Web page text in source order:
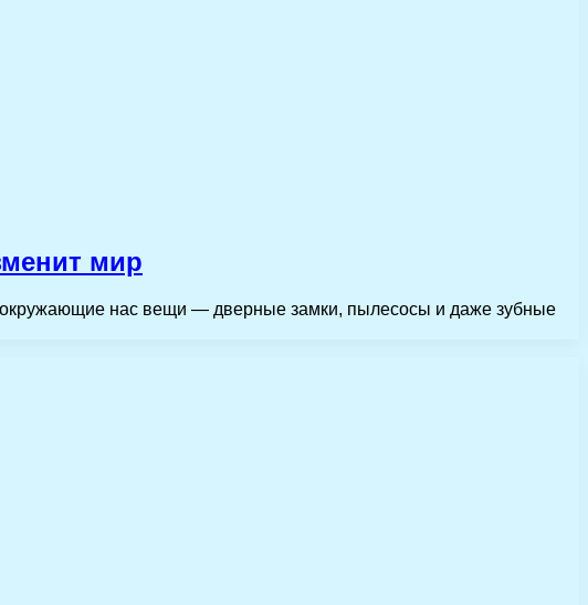
мир
окружающие нас вещи — дверные замки, пылесосы и даже зубные